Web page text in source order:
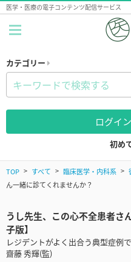
医学・医療の電子コンテンツ配信サービス
カテゴリー
ログイ
初め
TOP すべて 臨床医学・内科系
ん一緒に診てくれませんか？
うし先生、この心不全患者さ
子版】
レジデントがよく出合う典型症例
齋藤 秀輝(監)